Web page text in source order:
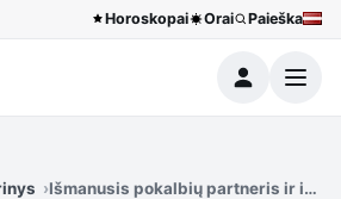
Horoskopai Orai Paieška
Meniu
Išmanusis pokalbių partneris ir